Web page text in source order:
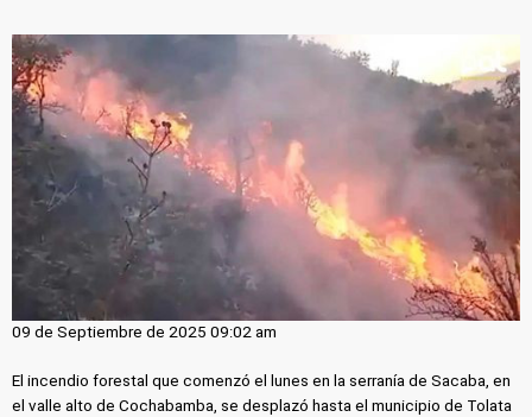
09 de Septiembre de 2025 09:02 am
El incendio forestal que comenzó el lunes en la serranía de Sacaba, en
el valle alto de Cochabamba, se desplazó hasta el municipio de Tolata